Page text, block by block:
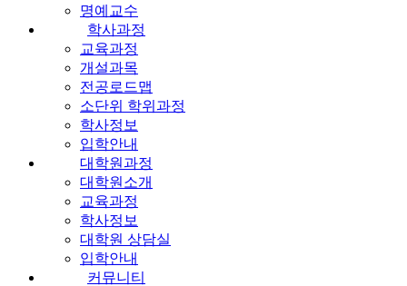
명예교수
학사과정
교육과정
개설과목
전공로드맵
소단위 학위과정
학사정보
입학안내
대학원과정
대학원소개
교육과정
학사정보
대학원 상담실
입학안내
커뮤니티